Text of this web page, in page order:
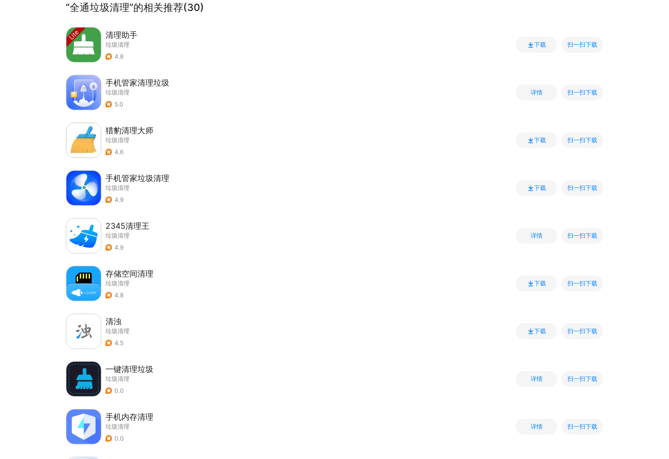
“全通垃圾清理”的相关推荐(30)
清理助手
垃圾清理
4.8
下载 扫一扫下载
手机管家清理垃圾
垃圾清理
5.0
详情 扫一扫下载
猎豹清理大师
垃圾清理
4.6
下载 扫一扫下载
手机管家垃圾清理
垃圾清理
4.9
下载 扫一扫下载
2345清理王
垃圾清理
4.9
详情 扫一扫下载
存储空间清理
垃圾清理
4.8
下载 扫一扫下载
清浊
垃圾清理
4.5
下载 扫一扫下载
一键清理垃圾
垃圾清理
0.0
详情 扫一扫下载
手机内存清理
垃圾清理
0.0
详情 扫一扫下载